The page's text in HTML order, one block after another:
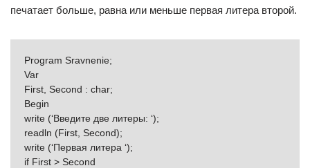
печатает больше, равна или меньше первая литера второй.
Program Sravnenie;
Var
First, Second : char;
Begin
write (‘Введите две литеры: ‘);
readln (First, Second);
write (‘Первая литера ‘);
if First > Second